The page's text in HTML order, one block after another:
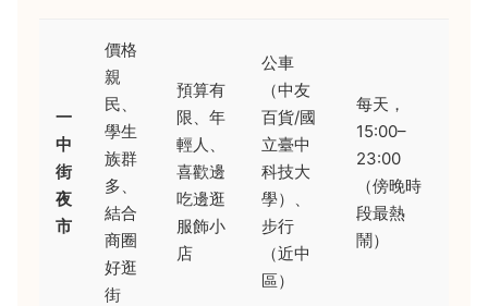
一
中
街
夜
市
價格
親
民、
學生
族群
多、
結合
商圈
好逛
街
預算有
限、年
輕人、
喜歡邊
吃邊逛
服飾小
店
公車
（中友
百貨/國
立臺中
科技大
學）、
步行
（近中
區）
每天，
15:00–
23:00
（傍晚時
段最熱
鬧）